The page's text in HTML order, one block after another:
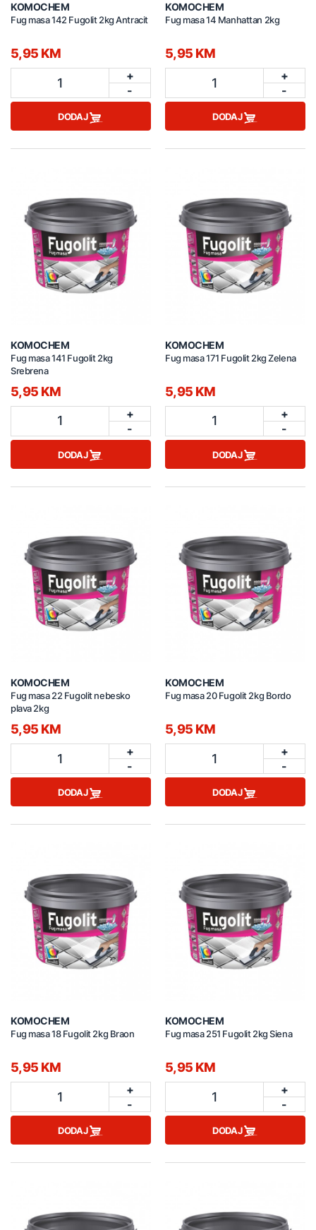
KOMOCHEM
Fug masa 142 Fugolit 2kg Antracit
5,95 KM
1
+
-
DODAJ
KOMOCHEM
Fug masa 14 Manhattan 2kg
5,95 KM
1
+
-
DODAJ
KOMOCHEM
Fug masa 141 Fugolit 2kg
Srebrena
5,95 KM
1
+
-
DODAJ
KOMOCHEM
Fug masa 171 Fugolit 2kg Zelena
5,95 KM
1
+
-
DODAJ
KOMOCHEM
Fug masa 22 Fugolit nebesko
plava 2kg
5,95 KM
1
+
-
DODAJ
KOMOCHEM
Fug masa 20 Fugolit 2kg Bordo
5,95 KM
1
+
-
DODAJ
KOMOCHEM
Fug masa 18 Fugolit 2kg Braon
5,95 KM
1
+
-
DODAJ
KOMOCHEM
Fug masa 251 Fugolit 2kg Siena
5,95 KM
1
+
-
DODAJ